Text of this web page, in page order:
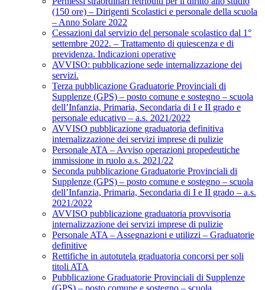
(150 ore) – Dirigenti Scolastici e personale della scuola
– Anno Solare 2022
Cessazioni dal servizio del personale scolastico dal 1°
settembre 2022. – Trattamento di quiescenza e di
previdenza. Indicazioni operative
AVVISO: pubblicazione sede internalizzazione dei
servizi.
Terza pubblicazione Graduatorie Provinciali di
Supplenze (GPS) – posto comune e sostegno – scuola
dell’Infanzia, Primaria, Secondaria di I e II grado e
personale educativo – a.s. 2021/2022
AVVISO pubblicazione graduatoria definitiva
internalizzazione dei servizi imprese di pulizie
Personale ATA – Avviso operazioni propedeutiche
immissione in ruolo a.s. 2021/22
Seconda pubblicazione Graduatorie Provinciali di
Supplenze (GPS) – posto comune e sostegno – scuola
dell’Infanzia, Primaria, Secondaria di I e II grado – a.s.
2021/2022
AVVISO pubblicazione graduatoria provvisoria
internalizzazione dei servizi imprese di pulizie
Personale ATA – Assegnazioni e utilizzi – Graduatorie
definitive
Rettifiche in autotutela graduatoria concorsi per soli
titoli ATA
Pubblicazione Graduatorie Provinciali di Supplenze